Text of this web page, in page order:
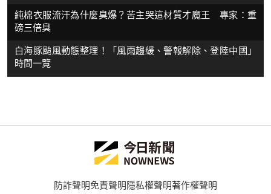
純棉衣服流汗為什麼臭爆？苦主哭這材質才魔王 專家：重
磅三倍臭
白海豚颱風動態整理！「風雨趨緩、警報解除、登陸中國」
時間一覽
防詐聲明免責聲明隱私權聲明著作權聲明